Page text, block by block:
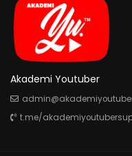
Akademi Youtuber
t.me/